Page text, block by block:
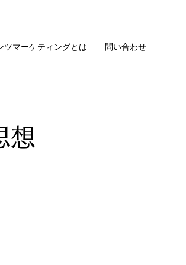
想
ツマーケティングとは 問い合わせ